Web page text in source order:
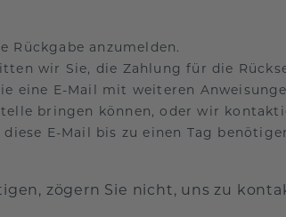
Rückgabe anzumelden.
wir Sie, die Zahlung für die
eine E-Mail mit weiteren
bringen können, oder wir
E-Mail bis zu einen Tag
zögern Sie nicht, uns zu